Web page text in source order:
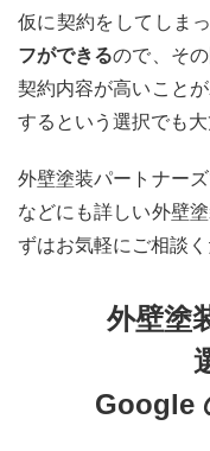
仮に契約をしてしま
フができるので、そ
契約内容が高いこと
するという選択でも大
外壁塗装パートナー
などにも詳しい外壁
ずはお気軽にご相談く
外壁塗
Google